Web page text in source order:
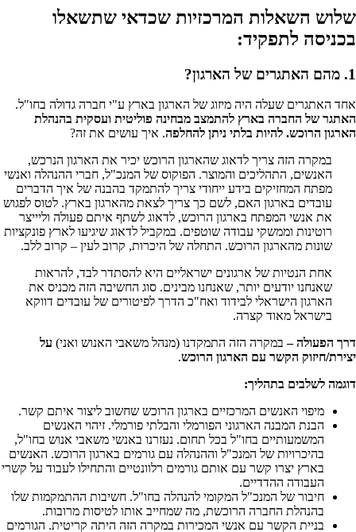
שלוש השאלות המרכזיות שכדאי שתשאלו
בכניסה לתפקיד:
1. מהם האתגרים של הארגון?
אחד האתגרים שעלה היה מיזוג של הארגון בארץ ע"י חברה גדולה בחו"ל.
האתגר של החברה בארץ להתמצב מבחינה פוליטית ועסקית בהנהלת
הארגון הרוכש. להיות בלתי ניתן להחלפה. איך עושים את זה?
במקרה הזה צריך לדאוג שהארגון הרוכש יכיר את הארגון הנרכש,
האנשים, התהליכים והמוצר. הפוקוס של המנכ"ל, חברי ההנהלה ואנשי
מפתח המחזיקים בידע ייחודי צריך להתמקד בהבנה של איך הדברים
עובדים בארגון האם, לשם כך צריך לצאת מהארגון בארץ. לטוס לפגוש
את אנשי המפתח בארגון הרוכש, לדאוג לשתף איתם פעולה וליייצר
רוטינות וממשקי עבודה שוטפים. במקביל לדאוג שיגיעו לארץ פונקציות
שונות מהארגון הרוכש. התחלה של היכרות, קרוב לעין – קרוב ללב.
אחת הנטיות של ארגונים ישראליים היא להסתדר לבד, להראות
שאנחנו יודעים יותר, שאנחנו מבינים. סוג החשיבה הזה מכניס את
הארגון הישראלי לבידוד ואח"כ הדרך לפיטורים של עובדים דווקא
בישראל מאוד קצרה.
דרך הפעולה –במקרה הזה התמקדנו (מנהל משאבי האנוש ואני) על
יצירת/חיזוק הקשר עם הארגון הרוכש.
דוגמה לשלבים בתהליך:
מיפוי האנשים המרכזיים בארגון הרוכש שחשוב ליצור איתם קשר.
הבנת המבנה הארגוני הפורמלי והבלתי פורמלי. זיהוי האנשים
המשמעותיים בחו"ל בכל תחום. נעזרנו באנשי משאבי אנוש בחו"ל,
בהיכרויות של המנכ"ל וההנהלה עם גורמים בארגון הרוכש. האנשים
בארץ יצרו קשר עם אותם גורמים רלוונטיים והתחילו לעבוד על קשרי
העבודה ההדדיים.
חיבור של המנכ"ל המקומי להנהלה בחו"ל. חשיבות ההתמקמות שלו
בהנהלת החברה הרוכשת, מה שמחייב אותו לטיסות מרובות.
בניית הקשר עם אנשי המכירות במקרה הזה היתה קריטית. הגורמים